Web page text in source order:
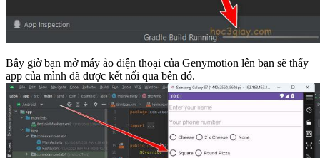
Bây giờ bạn mở máy ảo điện thoại của Genymotion lên bạn sẽ thấy
app của mình đã được kết nối qua bên đó.